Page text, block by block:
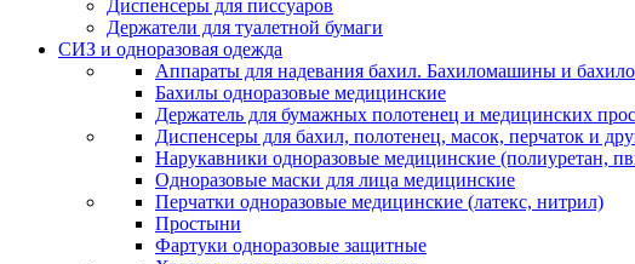
Диспенсеры для писсуаров
Держатели для туалетной бумаги
СИЗ и одноразовая одежда
Аппараты для надевания бахил. Бахиломашины и
Бахилы одноразовые медицинские
Держатель для бумажных полотенец и медицинских
Диспенсеры для бахил, полотенец, масок, перчаток и
Нарукавники одноразовые медицинские (полиуретан,
Одноразовые маски для лица медицинские
Перчатки одноразовые медицинские (латекс, нитрил)
Простыни
Фартуки одноразовые защитные